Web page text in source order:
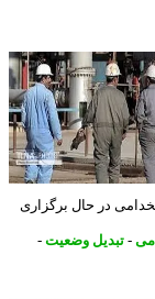
در حال برگزاری
تبدیل وضعیت-